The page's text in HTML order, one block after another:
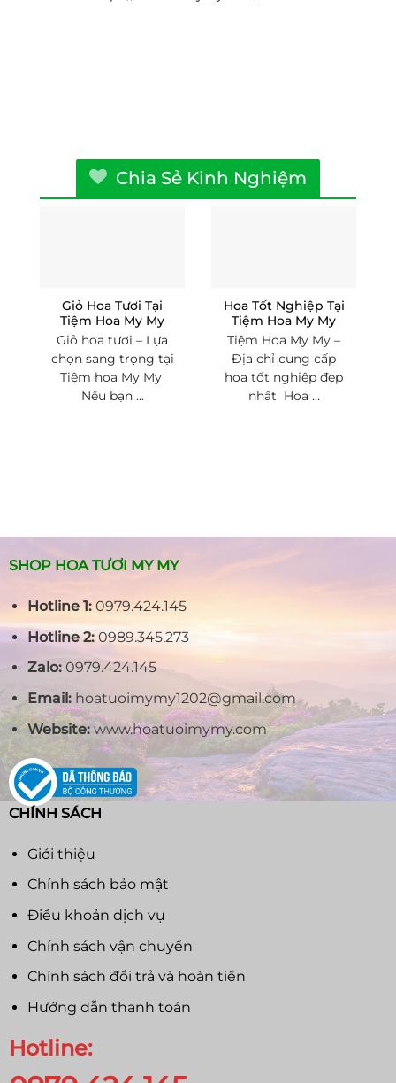
Chia Sẻ Kinh Nghiệm
Giỏ Hoa Tươi Tại
Tiệm Hoa My My
Giỏ hoa tươi – Lựa
chọn sang trọng tại
Tiệm hoa My My
Nếu bạn ...
Hoa Tốt Nghiệp Tại
Tiệm Hoa My My
Tiệm Hoa My My –
Địa chỉ cung cấp
hoa tốt nghiệp đẹp
nhất Hoa ...
SHOP HOA TƯƠI MY MY
Hotline 1:0979.424.145
Hotline 2:0989.345.273
Zalo:0979.424.145
Email:hoatuoimymy1202@gmail.com
Website:www.hoatuoimymy.com
CHÍNH SÁCH
Giới thiệu
Chính sách bảo mật
Điều khoản dịch vụ
Chính sách vận chuyển
Chính sách đổi trả và hoàn tiền
Hướng dẫn thanh toán
Hotline: